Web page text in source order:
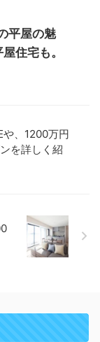
平屋の魅
住宅も。
、1200万円
を詳しく紹